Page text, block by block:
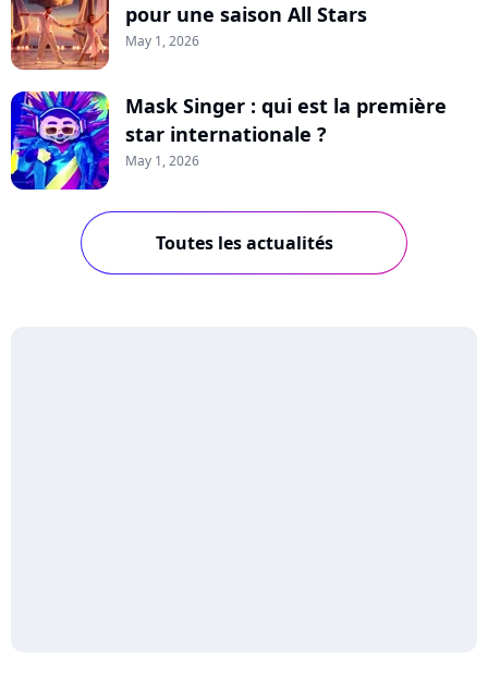
pour une saison All Stars
May 1, 2026
Mask Singer : qui est la première
star internationale ?
May 1, 2026
Toutes les actualités